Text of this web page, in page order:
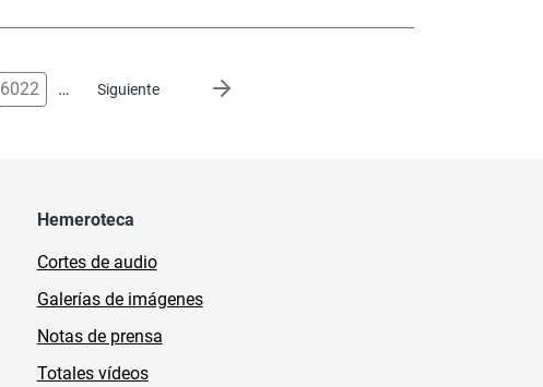
6022 … Siguiente
Siguiente página
Hemeroteca
Cortes de audio
Galerías de imágenes
Notas de prensa
Totales vídeos